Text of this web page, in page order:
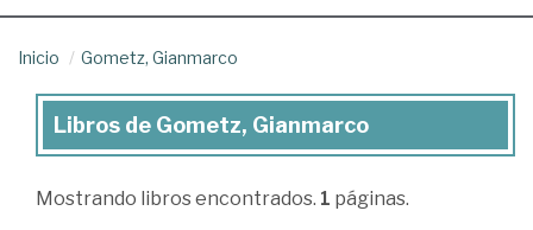
Inicio Gometz, Gianmarco
Libros
Gometz,
Libros de Gometz, Gianmarco
Mostrando libros encontrados. 1 páginas.